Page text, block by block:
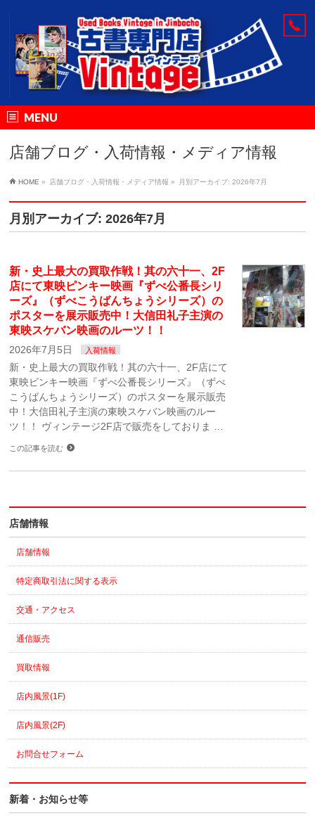
MENU
店舗ブログ・入荷情報・メディア情報
HOME » 店舗ブログ・入荷情報・メディア情報 » 月別アーカイブ: 2026年7月
月別アーカイブ: 2026年7月
新・史上最大の買取作戦！其の六十一、2F
店にて東映ピンキー映画『ずべ公番長シリ
ーズ』（ずべこうばんちょうシリーズ）の
ポスターを展示販売中！大信田礼子主演の
東映スケバン映画のルーツ！！
2026年7月5日 入荷情報
新・史上最大の買取作戦！其の六十一、2F店にて
東映ピンキー映画『ずべ公番長シリーズ』（ずべ
こうばんちょうシリーズ）のポスターを展示販売
中！大信田礼子主演の東映スケバン映画のルー
ツ！！ ヴィンテージ2F店で販売をしておりま …
この記事を読む
店舗情報
店舗情報
特定商取引法に関する表示
交通・アクセス
通信販売
買取情報
店内風景(1F)
店内風景(2F)
お問合せフォーム
新着・お知らせ等